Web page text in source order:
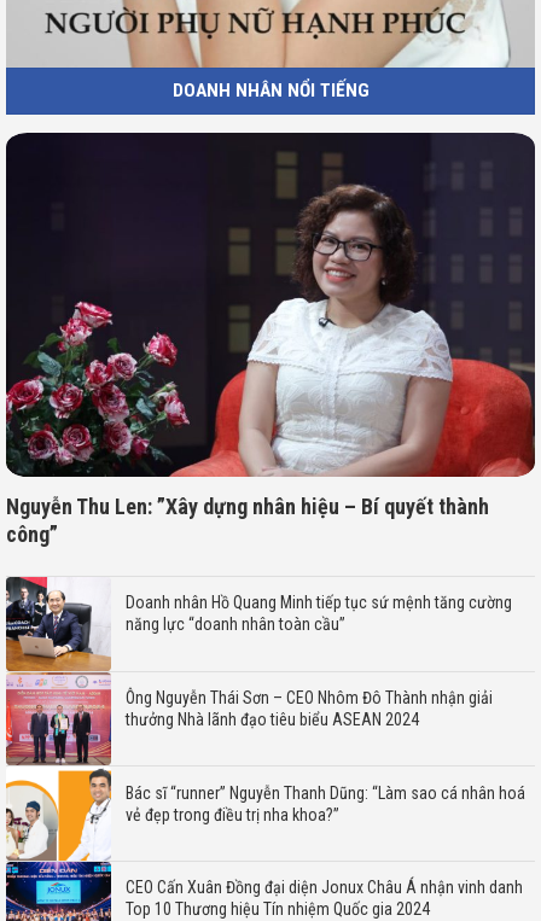
DOANH NHÂN NỔI TIẾNG
Nguyễn Thu Len: ”Xây dựng nhân hiệu – Bí quyết thành
công”
Doanh nhân Hồ Quang Minh tiếp tục sứ mệnh tăng cường
năng lực “doanh nhân toàn cầu”
Ông Nguyễn Thái Sơn – CEO Nhôm Đô Thành nhận giải
thưởng Nhà lãnh đạo tiêu biểu ASEAN 2024
Bác sĩ “runner” Nguyễn Thanh Dũng: “Làm sao cá nhân hoá
vẻ đẹp trong điều trị nha khoa?”
CEO Cấn Xuân Đồng đại diện Jonux Châu Á nhận vinh danh
Top 10 Thương hiệu Tín nhiệm Quốc gia 2024